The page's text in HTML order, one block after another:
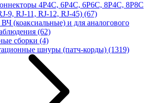
4P4C, 6P4C, 6P6C, 8P4C, 8P8C
9, RJ-11, RJ-12, RJ-45) (67)
(коаксиальные) и для аналогового
(62)
сборки (4)
шнуры (патч-корды) (1319)